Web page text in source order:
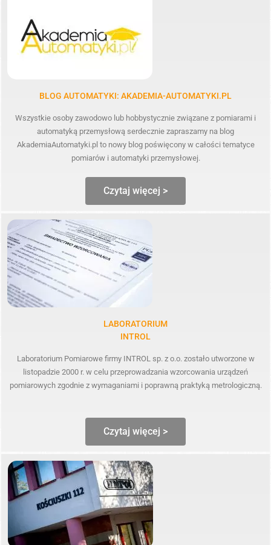
BLOG AUTOMATYKI: AKADEMIA-AUTOMATYKI.PL
Wszystkie osoby zawodowo lub hobbystycznie związane z pomiarami i
automatyką przemysłową serdecznie zapraszamy na blog
AkademiaAutomatyki.pl to nowy blog poświęcony w całości tematyce
pomiarów i automatyki przemysłowej.
Czytaj więcej >
LABORATORIUM
INTROL
Laboratorium Pomiarowe firmy INTROL sp. z o.o. zostało utworzone w
listopadzie 2000 r. w celu przeprowadzania wzorcowania urządzeń
pomiarowych zgodnie z wymaganiami i poprawną praktyką metrologiczną.
Czytaj więcej >